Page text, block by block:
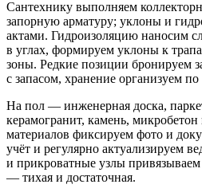
Сантехнику выполняем
запорную арматуру; уклоны и
актами. Гидроизоляцию наносим
в углах, формируем уклоны к
зоны. Редкие позиции бронируем
с запасом, хранение организуем
На пол — инженерная доска,
керамогранит, камень,
материалов фиксируем фото и
учёт и регулярно актуализируем
и прикроватные узлы
— тихая и достаточная.